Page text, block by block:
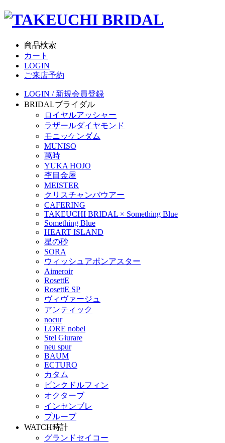
商品検索
カート
LOGIN
ご来店予約
LOGIN / 新規会員登録
BRIDALブライダル
ロイヤルアッシャー
ラザールダイヤモンド
モニッケンダム
MUNISO
萬時
YUKA HOJO
杢目金屋
MEISTER
クリスチャンバウアー
CAFERING
TAKEUCHI BRIDAL × Something Blue
Something Blue
HEART ISLAND
星の砂
SORA
ウィッシュアポンアスター
Aimeroir
RosettE
RosettE SP
ヴィヴァージュ
アンティック
nocur
LORE nobel
Stel Giurare
neu spur
BAUM
ECTURO
カタム
ピンクドルフィン
オクターブ
インセンブレ
プルーブ
WATCH時計
グランドセイコー